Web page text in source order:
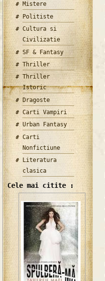
Mistere
Politiste
Cultura si
Civilizatie
SF & Fantasy
Thriller
Thriller
Istoric
Dragoste
Carti Vampiri
Urban Fantasy
Carti
Nonfictiune
Literatura
clasica
Cele mai citite :